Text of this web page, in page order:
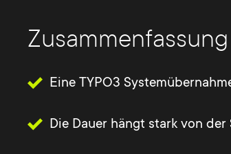
Zusammenfassung
Eine TYPO3
Die Dauer hängt stark von